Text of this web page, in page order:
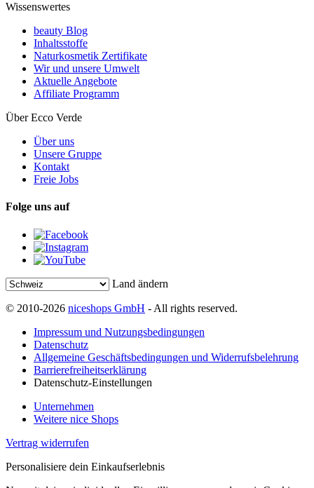
Wissenswertes
beauty Blog
Inhaltsstoffe
Naturkosmetik Zertifikate
Wir und unsere Umwelt
Aktuelle Angebote
Affiliate Programm
Über Ecco Verde
Über uns
Unsere Gruppe
Kontakt
Freie Jobs
Folge uns auf
Land ändern
© 2010-2026 niceshops GmbH - All rights reserved.
Impressum und Nutzungsbedingungen
Datenschutz
Allgemeine Geschäftsbedingungen und Widerrufsbelehrung
Barrierefreiheitserklärung
Datenschutz-Einstellungen
Unternehmen
Weitere nice Shops
Vertrag widerrufen
Personalisiere dein Einkaufserlebnis